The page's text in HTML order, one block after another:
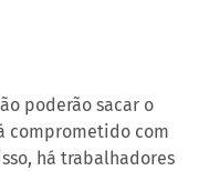
poderão sacar o
comprometido com
há trabalhadores